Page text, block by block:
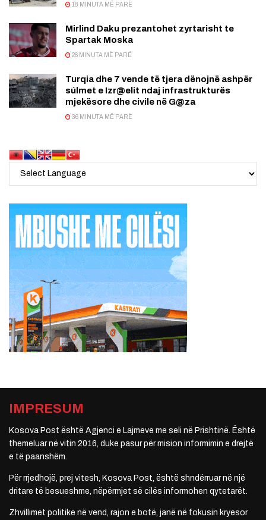
18 MINUTA MË PARË
Mirlind Daku prezantohet zyrtarisht te
Spartak Moska
26 MINUTA MË PARË
Turqia dhe 7 vende të tjera dënojnë ashpër
súlmet e Izr@elit ndaj infrastrukturës
mjekësore dhe civile në G@za
36 MINUTA MË PARË
IMPRESUM
Kosova Post është Agjenci e Lajmeve me seli në Prishtinë. Është
themeluar në vitin 2016, duke pasur për mision informimin e drejtë
e të paanshëm.
Për rrjedhojë, prej vitesh, Kosova Post, është shndërruar në një
dritare të besueshme, nëpërmjet së cilës informohen qytetarët.
Zhvillimet politike në vend, rajon e botë, janë në fokusin kryesor